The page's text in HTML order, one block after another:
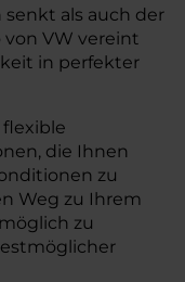
senkt als auch der
VW vereint
in perfekter
die Ihnen
zu
Weg zu Ihrem
zu